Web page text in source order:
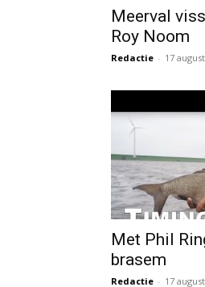
Meerval
Roy Noom
Redactie - 17
Met Phil
brasem
Redactie - 17